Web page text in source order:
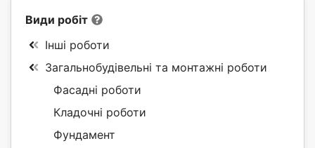
Види робіт
Інші роботи
Загальнобудівельні та монтажні роботи
Фасадні роботи
Кладочні роботи
Фундамент